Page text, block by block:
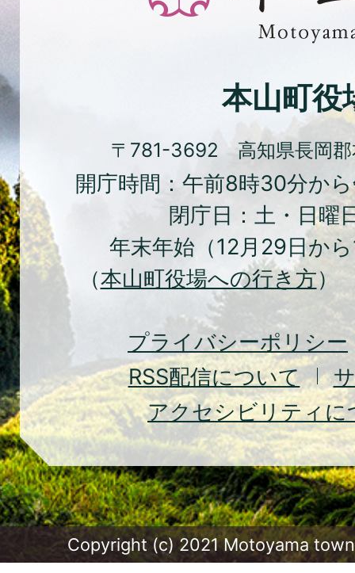
花
と
化
の
ま
ち
本
山
町
Town
本山町役
〒781-3692 高知県長岡郡
開庁時間：午前8時30分か
閉庁日：土・日曜
年末年始（12月29日か
（本山町役場への行き方）
プライバシーポリシー
RSS配信について
アクセシビリティに
Copyright (c) 2021 Motoyama